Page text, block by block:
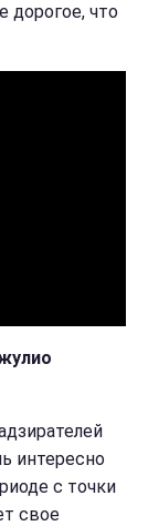
дорогое, что
интересно
с точки
свое